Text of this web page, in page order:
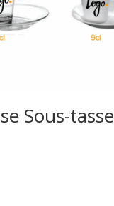
Sous-tasse